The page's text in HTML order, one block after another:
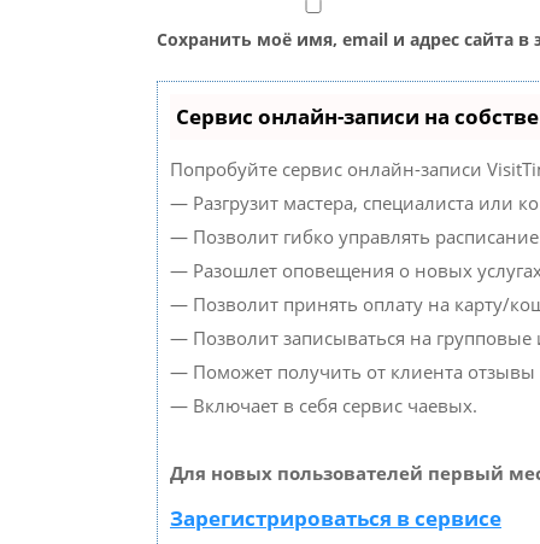
Сохранить моё имя, email и адрес сайта
Сервис онлайн-записи на
Попробуйте сервис онлайн-записи
— Разгрузит мастера, специалиста или
— Позволит гибко управлять
— Разошлет оповещения о новых
— Позволит принять оплату на карту/
— Позволит записываться на
— Поможет получить от клиента отзывы
— Включает в себя сервис чаевых.
Для новых пользователей первый
Зарегистрироваться в сервисе